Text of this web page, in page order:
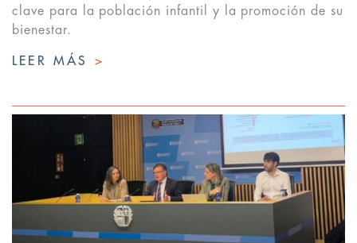
clave para la población infantil y la promoción de su
bienestar.
LEER MÁS >